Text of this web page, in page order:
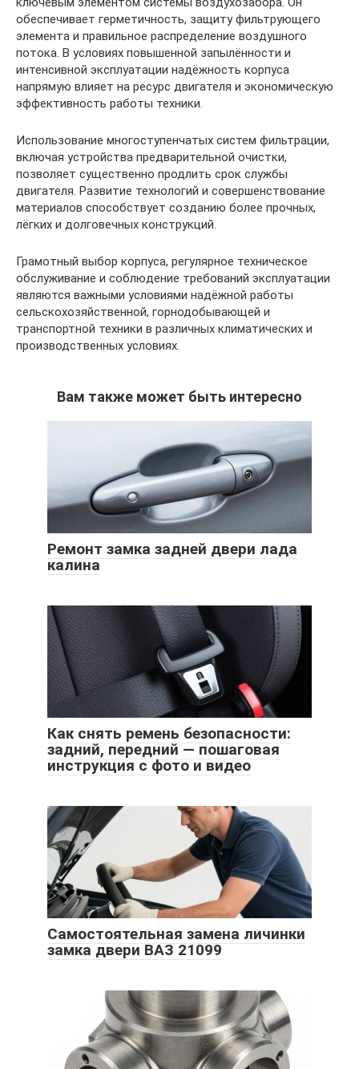
обеспечивает герметичность, защиту фильтрующего
элемента и правильное распределение воздушного
потока. В условиях повышенной запылённости и
интенсивной эксплуатации надёжность корпуса
напрямую влияет на ресурс двигателя и экономическую
эффективность работы техники.
Использование многоступенчатых систем фильтрации,
включая устройства предварительной очистки,
позволяет существенно продлить срок службы
двигателя. Развитие технологий и совершенствование
материалов способствует созданию более прочных,
лёгких и долговечных конструкций.
Грамотный выбор корпуса, регулярное техническое
обслуживание и соблюдение требований эксплуатации
являются важными условиями надёжной работы
сельскохозяйственной, горнодобывающей и
транспортной техники в различных климатических и
производственных условиях.
Вам также может быть интересно
Ремонт замка задней двери лада
калина
Как снять ремень безопасности:
задний, передний — пошаговая
инструкция с фото и видео
Самостоятельная замена личинки
замка двери ВАЗ 21099